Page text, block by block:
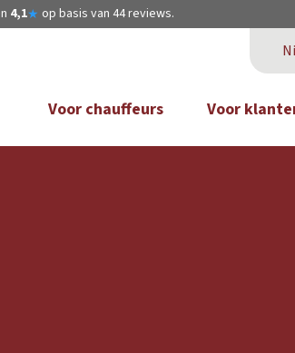
4,1★ op basis van 44reviews.
Voor chauffeurs Voor